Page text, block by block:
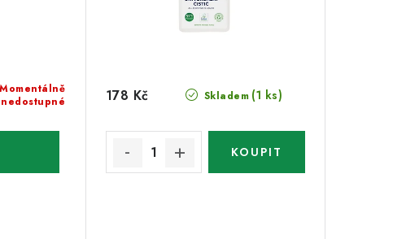
Momentálně
nedostupné
Skladem (1 ks)
178 Kč